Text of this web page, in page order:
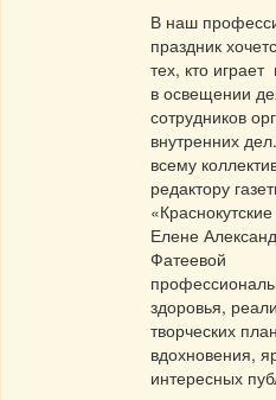
В наш
праздник
тех, кто
в освещении
сотрудников
внутренних
всему
редактору
Елене
Фатеевой
здоровья,
творческих
вдохновения,
интересных